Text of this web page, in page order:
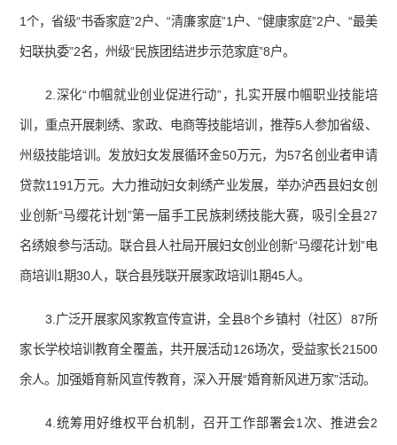
1个，省级“书香家庭”2户、“清廉家庭”1户、“健康家庭”2户、“最美
妇联执委”2名，州级“民族团结进步示范家庭”8户。
2.深化“巾帼就业创业促进行动”，扎实开展巾帼职业技能培
训，重点开展刺绣、家政、电商等技能培训，推荐5人参加省级、
州级技能培训。发放妇女发展循环金50万元，为57名创业者申请
贷款1191万元。大力推动妇女刺绣产业发展，举办泸西县妇女创
业创新“马缨花计划”第一届手工民族刺绣技能大赛，吸引全县27
名绣娘参与活动。联合县人社局开展妇女创业创新“马缨花计划”电
商培训1期30人，联合县残联开展家政培训1期45人。
3.广泛开展家风家教宣传宣讲，全县8个乡镇村（社区）87所
家长学校培训教育全覆盖，共开展活动126场次，受益家长21500
余人。加强婚育新风宣传教育，深入开展“婚育新风进万家”活动。
4.统筹用好维权平台机制，召开工作部署会1次、推进会2